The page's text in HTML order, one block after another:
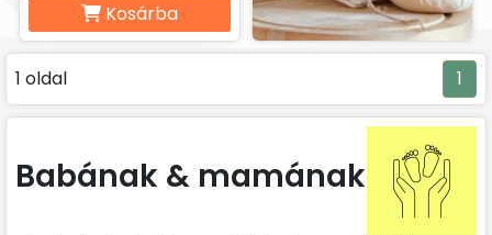
Kosárba
1 oldal 1
Babának & mamának